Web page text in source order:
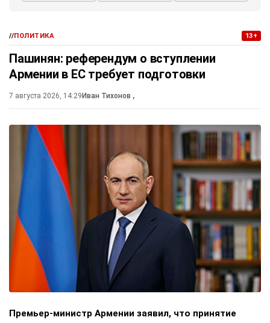
//ПОЛИТИКА 13+
Пашинян: референдум о вступлении
Армении в ЕС требует подготовки
7 августа 2026, 14:29Иван Тихонов ,
Премьер-министр Армении заявил, что принятие